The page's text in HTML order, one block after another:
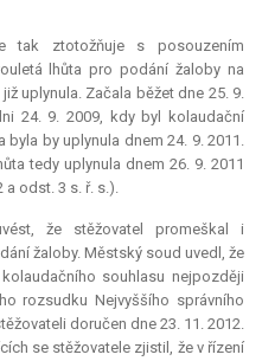
tak ztotožňuje s posouzením
lhůta pro podání žaloby na
uplynula. Začala běžet dne 25. 9.
24. 9. 2009, kdy byl kolaudační
by uplynula dnem 24. 9. 2011.
tedy uplynula dnem 26. 9. 2011
a odst. 3 s. ř. s.).
že stěžovatel promeškal i
žaloby. Městský soud uvedl, že
souhlasu nejpozději
rozsudku Nejvyššího správního
doručen dne 23. 11. 2012.
se stěžovatele zjistil, že v řízení